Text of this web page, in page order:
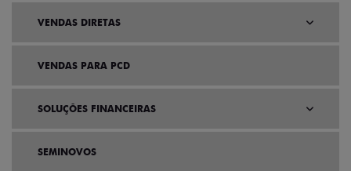
VENDAS DIRETAS
VENDAS PARA PCD
SOLUÇÕES FINANCEIRAS
SEMINOVOS